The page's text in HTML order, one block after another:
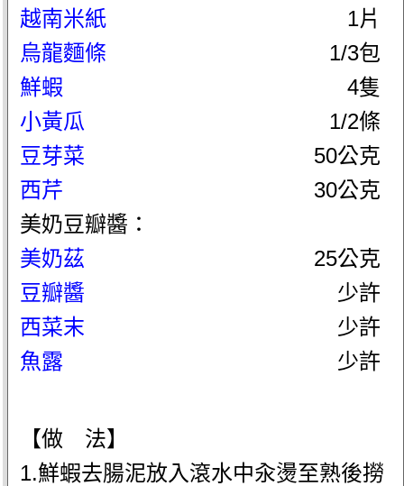
越南米紙
1片
烏龍麵條
1/3包
鮮蝦
4隻
小黃瓜
1/2條
豆芽菜
50公克
西芹
30公克
美奶豆瓣醬：
美奶茲
25公克
豆瓣醬
少許
西菜末
少許
魚露
少許
【做 法】
1.鮮蝦去腸泥放入滾水中汆燙至熟後撈